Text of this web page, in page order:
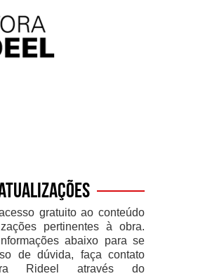
gratuito ao conteúdo
pertinentes à obra.
abaixo para se
de dúvida, faça contato
Rideel através do